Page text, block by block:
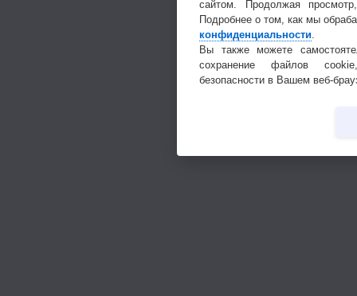
сайтом. Продолжая
Подробнее о том, как мы
конфиденциальности
Вы также можете
сохранение файлов
безопасности в Вашем веб-